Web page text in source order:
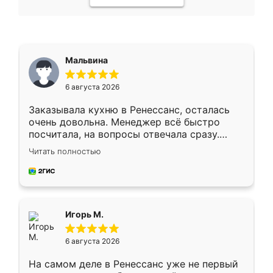
Мальвина
6 августа 2026
Заказывала кухню в Ренессанс, осталась
очень довольна. Менеджер всё быстро
посчитала, на вопросы отвечала сразу.
Замерщик приехал в субботу, подошёл к
делу со всей ответственностью. Собрали
за день, ребята работали аккуратно, даже
Читать полностью
Игорь М.
6 августа 2026
На самом деле в Ренессанс уже не первый